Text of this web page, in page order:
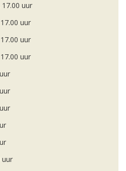
uur
uur
uur
uur
uur